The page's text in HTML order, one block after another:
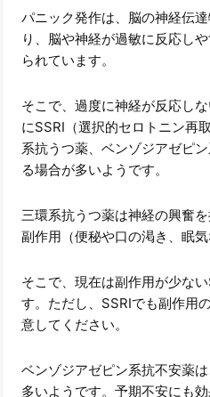
パニック発作は、脳の神経伝
り、脳や神経が過敏に反応し
られています。
そこで、過度に神経が反応し
にSSRI（選択的セロトニン再
系抗うつ薬、ベンゾジアゼピ
る場合が多いようです。
三環系抗うつ薬は神経の興奮
副作用（便秘や口の渇き、眠気
そこで、現在は副作用が少な
す。ただし、SSRIでも副作用
意してください。
ベンゾジアゼピン系抗不安薬
多いようです。予期不安にも